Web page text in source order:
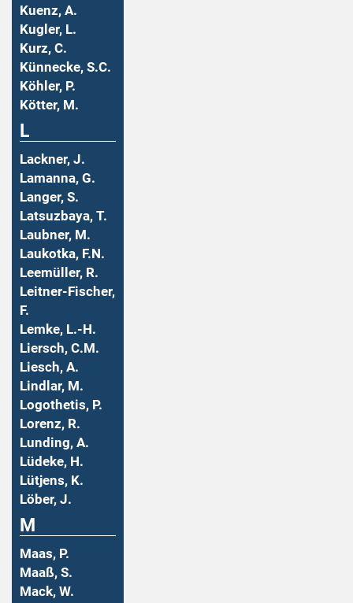
Kuenz, A.
Kugler, L.
Kurz, C.
Künnecke, S.C.
Köhler, P.
Kötter, M.
L
Lackner, J.
Lamanna, G.
Langer, S.
Latsuzbaya, T.
Laubner, M.
Laukotka, F.N.
Leemüller, R.
Leitner-Fischer,
F.
Lemke, L.-H.
Liersch, C.M.
Liesch, A.
Lindlar, M.
Logothetis, P.
Lorenz, R.
Lunding, A.
Lüdeke, H.
Lütjens, K.
Löber, J.
M
Maas, P.
Maaß, S.
Mack, W.